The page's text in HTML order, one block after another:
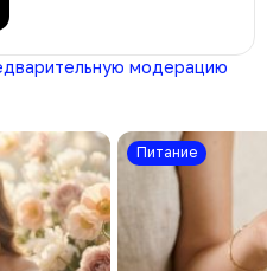
модерацию
Питание